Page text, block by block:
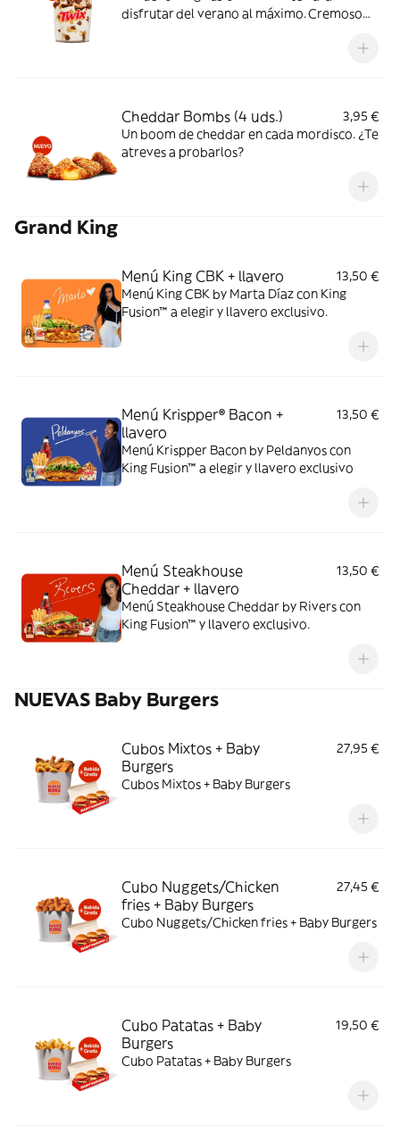
disfrutar del verano al máximo. Cremoso
Cheddar Bombs (4 uds.)
3,95 €
Un boom de cheddar en cada mordisco. ¿Te
atreves a probarlos?
Grand King
Menú King CBK + llavero
13,50 €
Menú King CBK by Marta Díaz con King
Fusion™ a elegir y llavero exclusivo.
Menú Krispper® Bacon +
llavero
13,50 €
Menú Krispper Bacon by Peldanyos con
King Fusion™ a elegir y llavero exclusivo
Menú Steakhouse
Cheddar + llavero
13,50 €
Menú Steakhouse Cheddar by Rivers con
King Fusion™ y llavero exclusivo.
NUEVAS Baby Burgers
Cubos Mixtos + Baby
Burgers
27,95 €
Cubos Mixtos + Baby Burgers
Cubo Nuggets/Chicken
fries + Baby Burgers
27,45 €
Cubo Nuggets/Chicken fries + Baby Burgers
Cubo Patatas + Baby
Burgers
19,50 €
Cubo Patatas + Baby Burgers